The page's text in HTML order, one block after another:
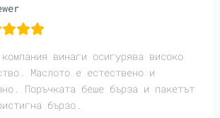
винаги осигурява високо
Маслото е естествено и
Поръчката беше бърза и пакетът
бързо.